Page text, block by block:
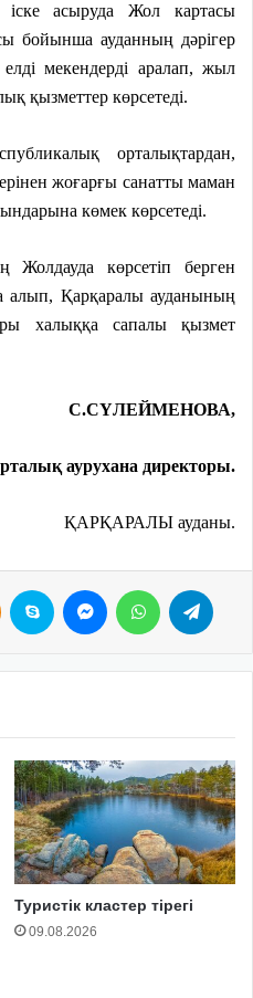
іске асыруда Жол картасы
бойынша ауданның дәрігер
мекендерді аралап, жыл
қызметтер көрсетеді.
орталықтардан,
жоғарғы санатты маман
көмек көрсетеді.
көрсетіп берген
Қарқаралы ауданының
халыққа сапалы қызмет
С.СҮЛЕЙМЕНОВА,
аурухана директоры.
ҚАРҚАРАЛЫ ауданы.
Туристік кластер тірегі
09.08.2026